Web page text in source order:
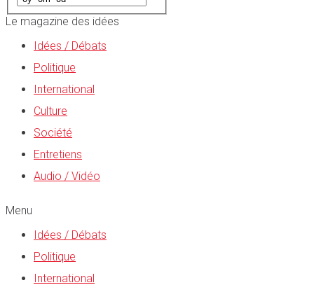
Le magazine des idées
Idées / Débats
Politique
International
Culture
Société
Entretiens
Audio / Vidéo
Menu
Idées / Débats
Politique
International